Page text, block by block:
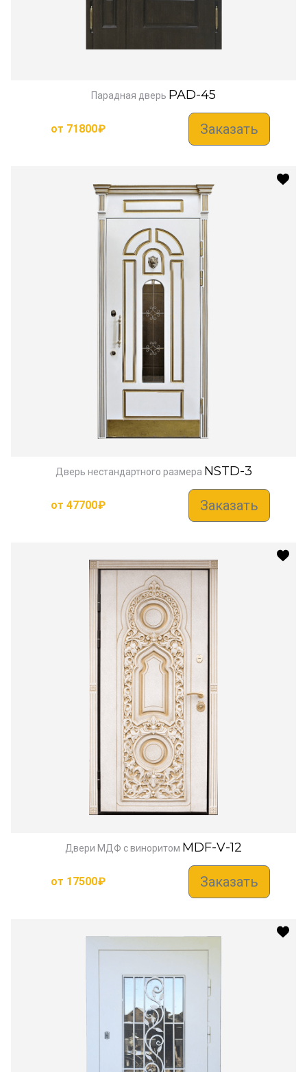
Парадная дверь PAD-45
от 71800₽ Заказать
Дверь нестандартного размера NSTD-3
от 47700₽ Заказать
Двери МДФ с виноритом MDF-V-12
от 17500₽ Заказать